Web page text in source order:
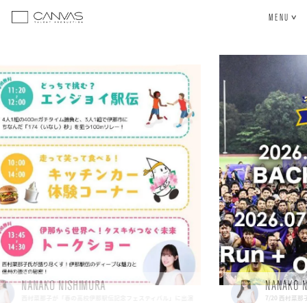
NANAKO NISHIMURA
7/20 西村菜那子杯シャトルランを駒沢OTTで開催させて